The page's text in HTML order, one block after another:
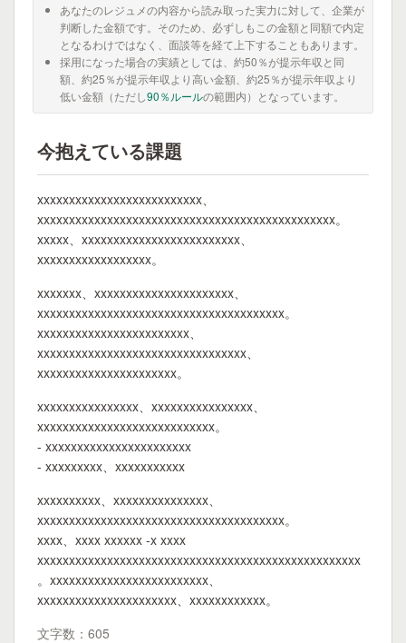
あなたのレジュメの内容から読み取った実力に対して、企業が
判断した金額です。そのため、必ずしもこの金額と同額で内定
となるわけではなく、面談等を経て上下することもあります。
採用になった場合の実績としては、約50％が提示年収と同
額、約25％が提示年収より高い金額、約25％が提示年収より
低い金額（ただし90％ルールの範囲内）となっています。
今抱えている課題
xxxxxxxxxxxxxxxxxxxxxxxxxx、
xxxxxxxxxxxxxxxxxxxxxxxxxxxxxxxxxxxxxxxxxxxxxxx。
xxxxx、xxxxxxxxxxxxxxxxxxxxxxxxx、
xxxxxxxxxxxxxxxxxx。
xxxxxxx、xxxxxxxxxxxxxxxxxxxxxx、
xxxxxxxxxxxxxxxxxxxxxxxxxxxxxxxxxxxxxxx。
xxxxxxxxxxxxxxxxxxxxxxxx、
xxxxxxxxxxxxxxxxxxxxxxxxxxxxxxxxx、
xxxxxxxxxxxxxxxxxxxxxx。
xxxxxxxxxxxxxxxx、xxxxxxxxxxxxxxxx、
xxxxxxxxxxxxxxxxxxxxxxxxxxxx。
- xxxxxxxxxxxxxxxxxxxxxxx
- xxxxxxxxx、xxxxxxxxxxx
xxxxxxxxxx、xxxxxxxxxxxxxxx、
xxxxxxxxxxxxxxxxxxxxxxxxxxxxxxxxxxxxxxx。
xxxx、xxxx xxxxxx -x xxxx
xxxxxxxxxxxxxxxxxxxxxxxxxxxxxxxxxxxxxxxxxxxxxxxxxxx
。xxxxxxxxxxxxxxxxxxxxxxxxx、
xxxxxxxxxxxxxxxxxxxxxx、xxxxxxxxxxxx。
文字数：605